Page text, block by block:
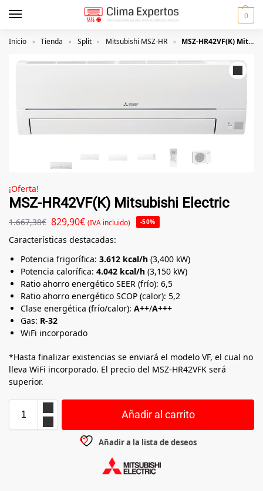
0
Inicio » Tienda » Split » Mitsubishi MSZ-HR » MSZ-HR42VF(K) Mitsubishi Electric
¡Oferta!
MSZ-HR42VF(K) Mitsubishi Electric
1.667,38€ 829,90€ (IVA incluido) -50%
Características destacadas:
Potencia frigorífica: 3.612 kcal/h (3,400 kW)
Potencia calorífica: 4.042 kcal/h (3,150 kW)
Ratio ahorro energético SEER (frío): 6,5
Ratio ahorro energético SCOP (calor): 5,2
Clase energética (frío/calor): A++/A+++
Gas: R-32
WiFi incorporado
*Hasta finalizar existencias se enviará el modelo VF, el cual no
lleva WiFi incorporado. El precio del MSZ-HR42VFK será
superior.
Añadir al carrito
Añadir a la lista de deseos